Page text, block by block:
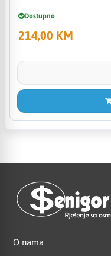
Dostupno
214,00 KM
O nama